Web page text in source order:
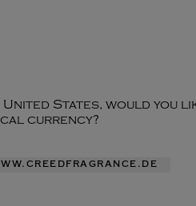
States, would you
currency?